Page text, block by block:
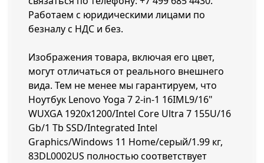
Работаем с юридическими лицами по
безналу с НДС и без.
Изображения товара, включая его цвет,
могут отличаться от реального внешнего
вида. Тем не менее мы гарантируем, что
Ноутбук Lenovo Yoga 7 2-in-1 16IML9/16"
WUXGA 1920x1200/Intel Core Ultra 7 155U/16
Gb/1 Tb SSD/Integrated Intel
Graphics/Windows 11 Home/серый/1.99 кг,
83DL0002US полностью соответствует